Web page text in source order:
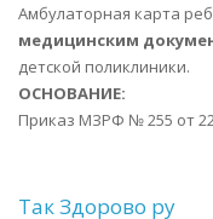
Амбулаторная карта
медицинским
детской поликлиники.
ОСНОВАНИЕ:
Приказ МЗРФ № 255 от
Так Здорово ру